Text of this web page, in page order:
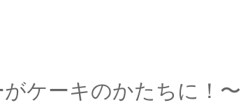
ケーキのかたちに！〜